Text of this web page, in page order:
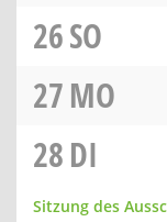
26SO
27MO
28DI
Sitzung des